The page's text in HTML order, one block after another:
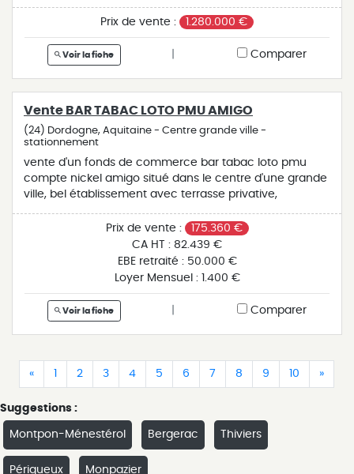
développement . prix 1 280 000 € fai (honoraires à la
charge de l’acquéreur)
Prix de vente : 1.280.000 €
Voir la fiche Comparer
Vente BAR TABAC LOTO PMU AMIGO
(24) Dordogne, Aquitaine - Centre grande ville -
stationnement
vente d'un fonds de commerce bar tabac loto pmu
compte nickel amigo situé dans le centre d'une grande
ville, bel établissement avec terrasse privative,
dimanche, stationnement.
Prix de vente :
175.360 €
CA HT : 82.439 €
EBE retraité : 50.000 €
Loyer Mensuel : 1.400 €
Voir la fiche Comparer
«(current)
1(current)
2 (current)
3(current)
4(current)
5 (current)
6 (current)
7 (current)
8 (current)
9 (current)
10 (current)
»
Suggestions :
Montpon-Ménestérol Bergerac Thiviers
Périgueux Monpazier